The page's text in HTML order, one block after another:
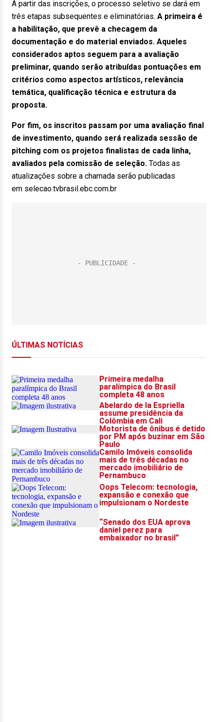
A partir das inscrições, o processo seletivo se dará em
três etapas subsequentes e eliminatórias. A primeira é
a habilitação, que prevê a checagem da
documentação e do material enviados. Aqueles
considerados aptos seguem para a avaliação
preliminar, quando serão atribuídas pontuações em
critérios como aspectos artísticos, relevância
temática, qualificação técnica e estrutura da
proposta.
Por fim, os inscritos passam por uma avaliação final
de investimento, quando será realizada sessão de
pitching com os projetos finalistas de cada linha,
avaliados pela comissão de seleção. Todas as
atualizações sobre a chamada serão publicadas
em selecao.tvbrasil.ebc.com.br